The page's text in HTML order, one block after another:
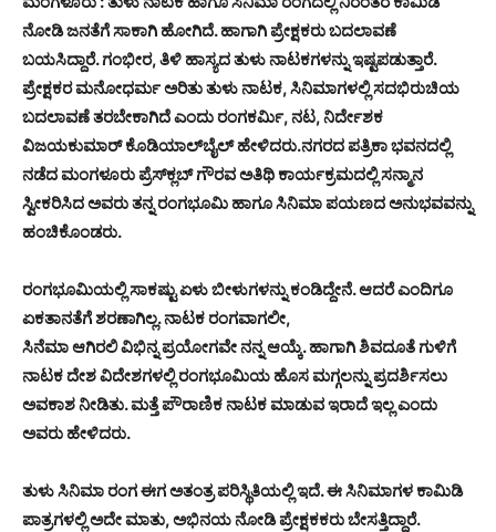
ನೋಡಿ ಜನತೆಗೆ ಸಾಕಾಗಿ ಹೋಗಿದೆ. ಹಾಗಾಗಿ ಪ್ರೇಕ್ಷಕರು ಬದಲಾವಣೆ
ಬಯಸಿದ್ದಾರೆ. ಗಂಭೀರ, ತಿಳಿ ಹಾಸ್ಯದ ತುಳು ನಾಟಕಗಳನ್ನು ಇಷ್ಟಪಡುತ್ತಾರೆ.
ಪ್ರೇಕ್ಷಕರ ಮನೋಧರ್ಮ ಅರಿತು ತುಳು ನಾಟಕ, ಸಿನಿಮಾಗಳಲ್ಲಿ ಸದಭಿರುಚಿಯ
ಬದಲಾವಣೆ ತರಬೇಕಾಗಿದೆ ಎಂದು ರಂಗಕರ್ಮಿ, ನಟ, ನಿರ್ದೇಶಕ
ವಿಜಯಕುಮಾರ್ ಕೊಡಿಯಾಲ್‌ಬೈಲ್ ಹೇಳಿದರು.ನಗರದ ಪತ್ರಿಕಾ ಭವನದಲ್ಲಿ
ನಡೆದ ಮಂಗಳೂರು ಪ್ರೆಸ್‌ಕ್ಲಬ್ ಗೌರವ ಅತಿಥಿ ಕಾರ್ಯಕ್ರಮದಲ್ಲಿ ಸನ್ಮಾನ
ಸ್ವೀಕರಿಸಿದ ಅವರು ತನ್ನ ರಂಗಭೂಮಿ ಹಾಗೂ ಸಿನಿಮಾ ಪಯಣದ ಅನುಭವವನ್ನು
ಹಂಚಿಕೊಂಡರು.
ರಂಗಭೂಮಿಯಲ್ಲಿ ಸಾಕಷ್ಟು ಏಳು ಬೀಳುಗಳನ್ನು ಕಂಡಿದ್ದೇನೆ. ಆದರೆ ಎಂದಿಗೂ
ಏಕತಾನತೆಗೆ ಶರಣಾಗಿಲ್ಲ. ನಾಟಕ ರಂಗವಾಗಲೀ,
ಸಿನೆಮಾ ಆಗಿರಲಿ ವಿಭಿನ್ನ ಪ್ರಯೋಗವೇ ನನ್ನ ಆಯ್ಕೆ. ಹಾಗಾಗಿ ಶಿವದೂತೆ ಗುಳಿಗೆ
ನಾಟಕ ದೇಶ ವಿದೇಶಗಳಲ್ಲಿ ರಂಗಭೂಮಿಯ ಹೊಸ ಮಗ್ಗಲನ್ನು ಪ್ರದರ್ಶಿಸಲು
ಅವಕಾಶ ನೀಡಿತು. ಮತ್ತೆ ಪೌರಾಣಿಕ ನಾಟಕ ಮಾಡುವ ಇರಾದೆ ಇಲ್ಲ ಎಂದು
ಅವರು ಹೇಳಿದರು.
ತುಳು ಸಿನಿಮಾ ರಂಗ ಈಗ ಅತಂತ್ರ ಪರಿಸ್ಥಿತಿಯಲ್ಲಿ ಇದೆ. ಈ ಸಿನಿಮಾಗಳ ಕಾಮಿಡಿ
ಪಾತ್ರಗಳಲ್ಲಿ ಅದೇ ಮಾತು, ಅಭಿನಯ ನೋಡಿ ಪ್ರೇಕ್ಷಕಕರು ಬೇಸತ್ತಿದ್ದಾರೆ.